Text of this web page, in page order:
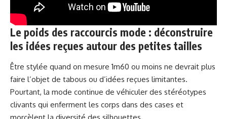
Le poids des raccourcis mode : déconstruire
les idées reçues autour des petites tailles
Être stylée quand on mesure 1m60 ou moins ne devrait plus
faire l’objet de tabous ou d’idées reçues limitantes.
Pourtant, la mode continue de véhiculer des stéréotypes
clivants qui enferment les corps dans des cases et
morcèlent la diversité des silhouettes.